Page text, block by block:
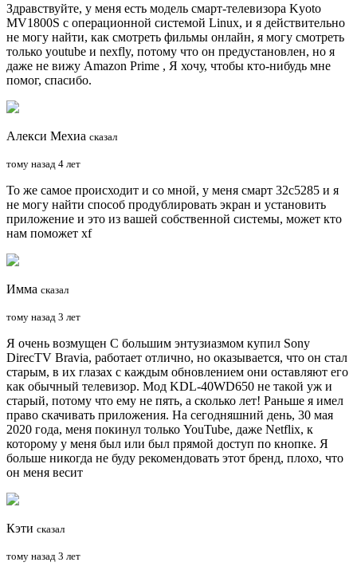
Здравствуйте, у меня есть модель смарт-телевизора Kyoto
MV1800S с операционной системой Linux, и я действительно
не могу найти, как смотреть фильмы онлайн, я могу смотреть
только youtube и nexfly, потому что он предустановлен, но я
даже не вижу Amazon Prime , Я хочу, чтобы кто-нибудь мне
помог, спасибо.
Алекси Мехиа сказал
тому назад 4 лет
То же самое происходит и со мной, у меня смарт 32с5285 и я
не могу найти способ продублировать экран и установить
приложение и это из вашей собственной системы, может кто
нам поможет xf
Имма сказал
тому назад 3 лет
Я очень возмущен С большим энтузиазмом купил Sony
DirecTV Bravia, работает отлично, но оказывается, что он стал
старым, в их глазах с каждым обновлением они оставляют его
как обычный телевизор. Мод KDL-40WD650 не такой уж и
старый, потому что ему не пять, а сколько лет! Раньше я имел
право скачивать приложения. На сегодняшний день, 30 мая
2020 года, меня покинул только YouTube, даже Netflix, к
которому у меня был или был прямой доступ по кнопке. Я
больше никогда не буду рекомендовать этот бренд, плохо, что
он меня весит
Кэти сказал
тому назад 3 лет